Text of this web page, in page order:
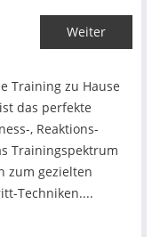
Weiter
Training zu Hause
das perfekte
, Reaktions-
Trainingspektrum
zum gezielten
Techniken....